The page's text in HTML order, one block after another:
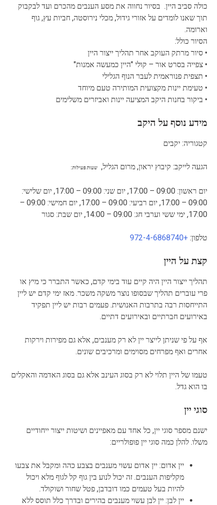
כולה סביב היין. בסיור נחווה את מסע הענבים מהכרם ועד לבקבוק
תוך שאנו לומדים על אזורי גידול, מכלי נירוסטה, חביות עץ, גוף
וארומה.
הסיור כולל:
• סיור מרתק העוקב אחר תהליך ייצור היין
• צפייה בסרט אור – קולי "היין כמעשה אמנות"
• תצפית פנוראמית לעבר הנוף הגלילי
• טעימת יינות מקצועית המותירה טעם מיוחד
• ביקור בחנות היקב המציעה יינות ואביזרים משלימים
מידע נוסף על היקב
קטגוריה: יקבים
הגעה לייקב: קיבוץ יראון, מרום הגליל, שעות פעילות:
יום ראשון: 09:00 – 17:00, יום שני: 09:00 – 17:00, יום שלישי:
09:00 – 17:00, יום רביעי: 09:00 – 17:00, יום חמישי: 09:00 –
17:00, ימי ששי וערבי חג: 09:00 – 14:00, יום שבת: סגור
טלפון: +972-4-6868740
קצת על היין
תהליך ייצור היין היה קיים עוד בימי קדם, כאשר התברר כי מיץ או
פרי עוברים תהליך שבסופו נוצר משקה משכר. מאז ימי קדם יש ליין
התייחסות רבה בתרבות האנושית. פעמים רבות יש ליין תפקיד
באירועים חברתיים ובאירועים דתיים.
אף על פי שניתן לייצר יין לא רק מענבים, אלא גם מפירות וירקות
אחרים ואף מפרחים מסוימים ומרכיבים שונים.
טעמו של היין תלוי לא רק בסוג העינב אלא גם בסוג האדמה והאקלים
בו הוא גדל.
סוגי יין
ישנם מספר סוגי יין, כל אחד עם מאפיינים ושיטות ייצור ייחודיים
משלו. להלן כמה סוגי יין פופולריים:
יין אדום: יין אדום עשוי מענבים בצבע כהה ומקבל את צבעו
מקליפות הענבים. זה יכול לנוע בין גוף קל לגוף מלא ויכול
להיות בעל טעמים כמו דובדבן, פטל שחור ושוקולד.
יין לבן: יין לבן עשוי מענבים בהירים ובדרך כלל תוסס ללא